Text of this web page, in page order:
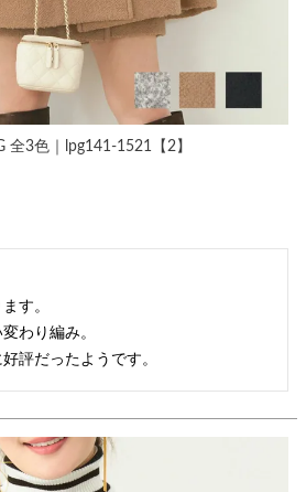
全3色｜lpg141-1521【2】
す。
わり編み。
評だったようです。